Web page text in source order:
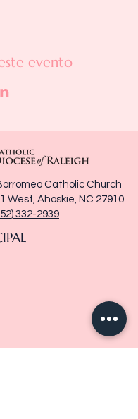
evento
Catholic Church
West, Ahoskie, NC 27910
332-2939